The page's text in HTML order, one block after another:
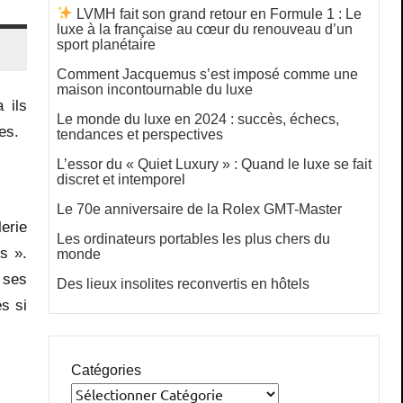
ils
».
si
LVMH fait son grand retour en Formule 1 : Le
luxe à la française au cœur du renouveau d’un
sport planétaire
Comment Jacquemus s’est imposé comme une
maison incontournable du luxe
Le monde du luxe en 2024 : succès, échecs,
tendances et perspectives
L’essor du « Quiet Luxury » : Quand le luxe se fait
discret et intemporel
Le 70e anniversaire de la Rolex GMT-Master
Les ordinateurs portables les plus chers du
monde
Des lieux insolites reconvertis en hôtels
Catégories